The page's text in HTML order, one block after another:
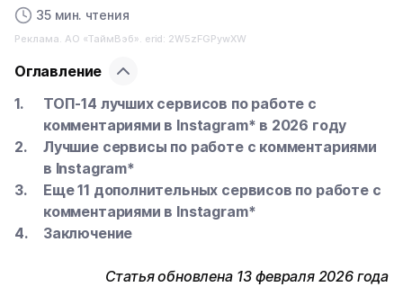
35 мин. чтения
Реклама. АО «ТаймВэб». erid: 2W5zFGPywXW
Оглавление
ТОП-14 лучших сервисов по работе с
комментариями в Instagram* в 2026 году
Лучшие сервисы по работе с комментариями
в Instagram*
Еще 11 дополнительных сервисов по работе с
комментариями в Instagram*
Заключение
Статья обновлена 13 февраля 2026 года